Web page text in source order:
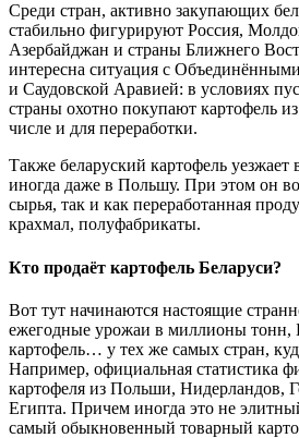
Среди стран, активно закупающих
стабильно фигурируют Россия,
Азербайджан и страны Ближнего
интересна ситуация с
и Саудовской Аравией: в условиях
страны охотно покупают картофель
числе и для переработки.
Также беларуский картофель уезжает
иногда даже в Польшу. При этом он
сырья, так и как переработанная
крахмал, полуфабрикаты.
Кто продаёт картофель Беларуси?
Вот тут начинаются настоящие
ежегодные урожаи в миллионы тонн,
картофель… у тех же самых стран,
Например, официальная статистика
картофеля из Польши, Нидерландов,
Египта. Причем иногда это не
самый обыкновенный товарный